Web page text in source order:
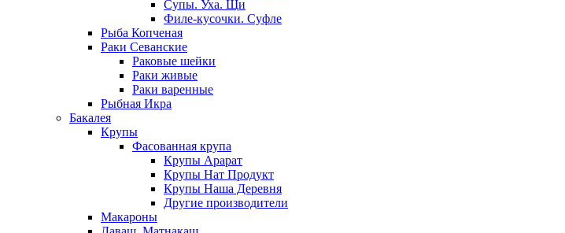
Супы. Уха. Щи
Филе-кусочки. Суфле
Рыба Копченая
Раки Севанские
Раковые шейки
Раки живые
Раки варенные
Рыбная Икра
Бакалея
Крупы
Фасованная крупа
Крупы Арарат
Крупы Нат Продукт
Крупы Наша Деревня
Другие производители
Макароны